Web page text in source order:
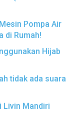
Pompa Air
di Rumah!
Hijab
tidak ada suara
Livin Mandiri